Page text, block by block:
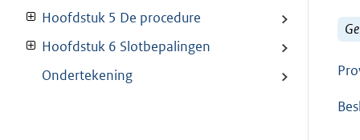
Hoofdstuk 5 De procedure
Hoofdstuk 6 Slotbepalingen
Ondertekening